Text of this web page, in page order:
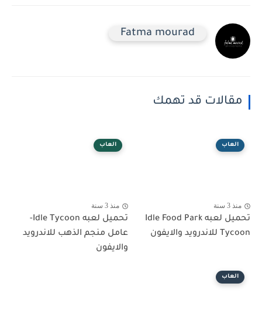
Fatma mourad
مقالات قد تهمك
العاب
منذ 3 سنة
تحميل لعبه Idle Food Park
Tycoon للاندرويد والايفون
العاب
منذ 3 سنة
تحميل لعبه Idle Tycoon-
عامل منجم الذهب للاندرويد
والايفون
العاب